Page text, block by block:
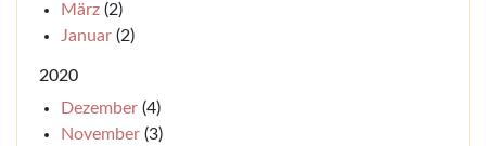
März (2)
Januar (2)
2020
Dezember (4)
November (3)